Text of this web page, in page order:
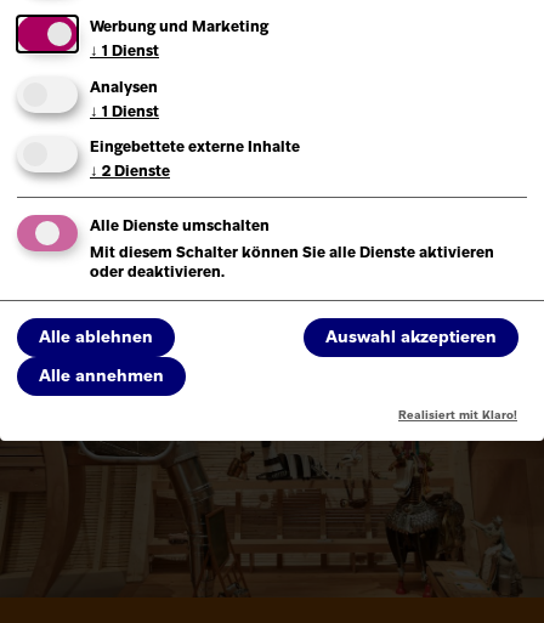
Ein Besuch in der Geschichte
der Arche Noah
Führung
Pädagog*innen
60 oder90Minuten
Werbung und Marketing
↓ 1 Dienst
Analysen
↓ 1 Dienst
Eingebettete externe Inhalte
↓ 2 Dienste
Alle Dienste umschalten
Mit diesem Schalter können Sie alle Dienste aktivieren
oder deaktivieren.
Alle ablehnen Auswahl akzeptieren
Alle annehmen
Realisiert mit Klaro!